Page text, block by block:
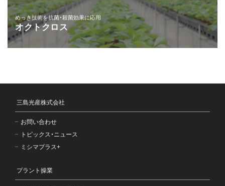
めっき技術を抗菌・殺菌効果に応用
オクトクロス
三島光産株式会社
お問い合わせ
トピックス・ニュース
ミシマプラス+
プラント操業